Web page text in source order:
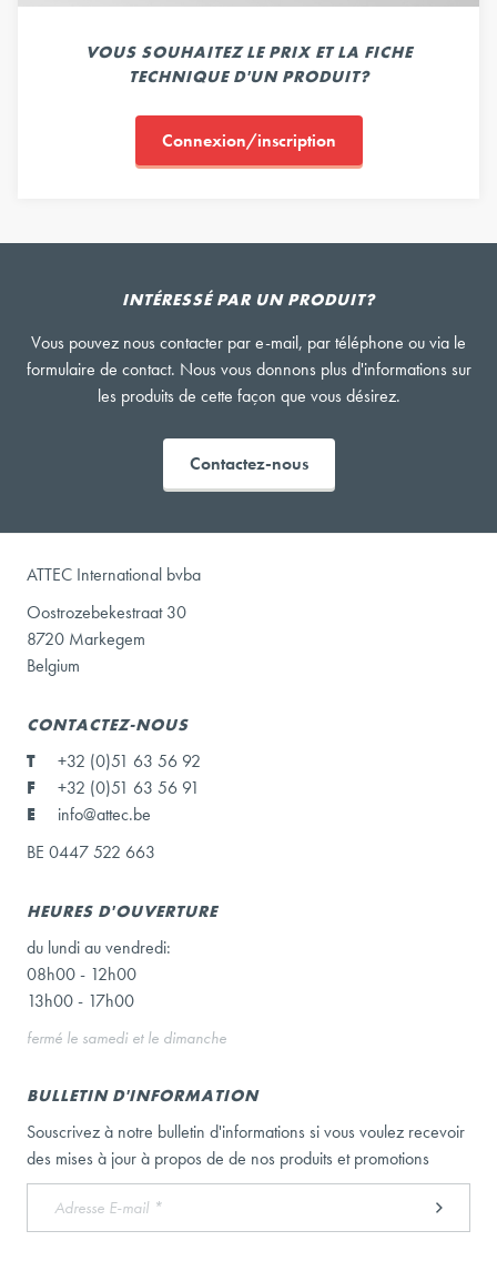
VOUS SOUHAITEZ LE PRIX ET LA FICHE
TECHNIQUE D'UN PRODUIT?
Connexion/inscription
INTÉRESSÉ PAR UN PRODUIT?
Vous pouvez nous contacter par e-mail, par téléphone ou via le
formulaire de contact. Nous vous donnons plus d'informations sur
les produits de cette façon que vous désirez.
Contactez-nous
ATTEC International bvba
Oostrozebekestraat 30
8720 Markegem
Belgium
CONTACTEZ-NOUS
T
+32 (0)51 63 56 92
F
+32 (0)51 63 56 91
E
info@attec.be
BE 0447 522 663
HEURES D'OUVERTURE
du lundi au vendredi:
08h00 - 12h00
13h00 - 17h00
fermé le samedi et le dimanche
BULLETIN D'INFORMATION
Souscrivez à notre bulletin d'informations si vous voulez recevoir
des mises à jour à propos de de nos produits et promotions